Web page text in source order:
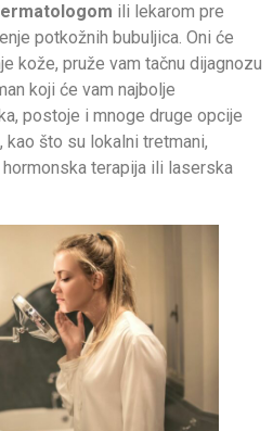
ili lekarom pre
potkožnih bubuljica. Oni će
kože, pruže vam tačnu dijagnozu
koji će vam najbolje
postoje i mnoge druge opcije
kao što su lokalni tretmani,
terapija ili laserska